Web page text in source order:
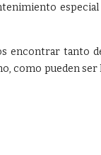
encontrar tanto
como pueden